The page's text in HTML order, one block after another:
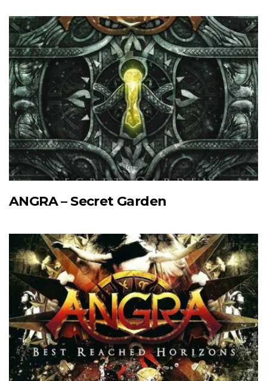
ANGRA – Secret Garden